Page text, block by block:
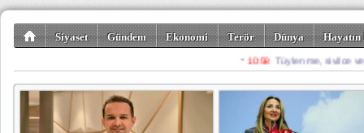
Siyaset Gündem Ekonomi Terör Dünya
Gezi-Turizm Spor Misafir